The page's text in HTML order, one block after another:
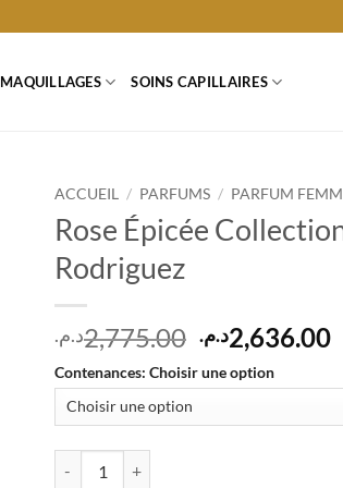
MAQUILLAGES SOINS CAPILLAIRES
ACCUEIL / PARFUMS / PARFUM
Rose Épicée
Rodriguez
2,775.00د.م.
Le
prix
initial
2,636.00د.م.
Le
Contenances: Choisir une option